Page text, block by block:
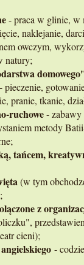
- praca w glinie, w
naklejanie,
owczym,
natury;
- pieczenie,
pranie, tkanie,
ruchowe- zabawy
metody
tańcem,
(w tym
z
cieni);
-